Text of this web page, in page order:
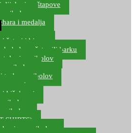
dijelovi za štapove
ribolov
i medalja
šatori i bivvy
kuhala za šator ili barku
za ribolov
ribolov
torbe za ribolov
kišobrani
ribolov
ribolov
SHIRTS)
za ribolov